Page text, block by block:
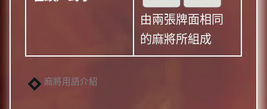
由兩張牌面相同
的麻將所組成
麻將用語介紹